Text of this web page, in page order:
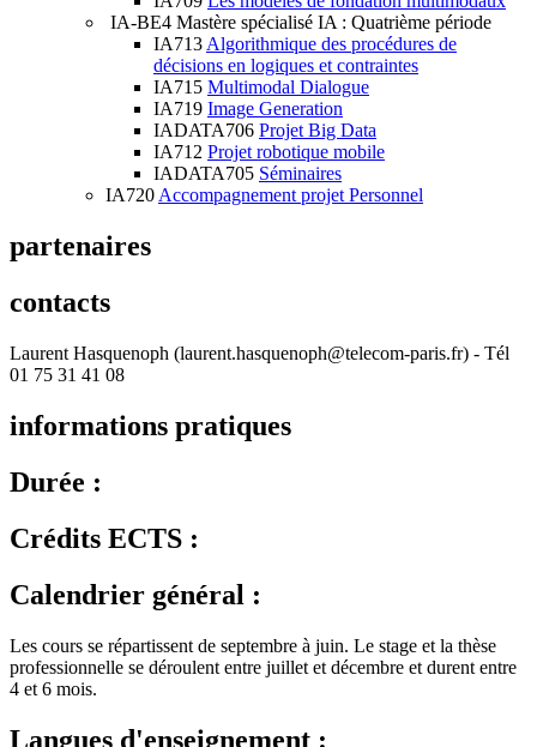
IA-BE4 Mastère spécialisé IA : Quatrième période
IA713 Algorithmique des procédures de
décisions en logiques et contraintes
IA715 Multimodal Dialogue
IA719 Image Generation
IADATA706 Projet Big Data
IA712 Projet robotique mobile
IADATA705 Séminaires
IA720 Accompagnement projet Personnel
partenaires
contacts
Laurent Hasquenoph (laurent.hasquenoph@telecom-paris.fr) - Tél
01 75 31 41 08
informations pratiques
Durée :
Crédits ECTS :
Calendrier général :
Les cours se répartissent de septembre à juin. Le stage et la thèse
professionnelle se déroulent entre juillet et décembre et durent entre
4 et 6 mois.
Langues d'enseignement :